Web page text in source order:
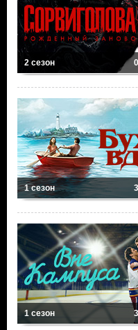
2 сезон
1 сезон
1 сезон